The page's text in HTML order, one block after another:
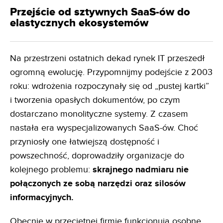
Przejście od sztywnych SaaS-ów do
elastycznych ekosystemów
Na przestrzeni ostatnich dekad rynek IT przeszedł
ogromną ewolucję. Przypomnijmy podejście z 2003
roku: wdrożenia rozpoczynały się od „pustej kartki”
i tworzenia opasłych dokumentów, po czym
dostarczano monolityczne systemy. Z czasem
nastała era wyspecjalizowanych SaaS-ów. Choć
przyniosły one łatwiejszą dostępność i
powszechność, doprowadziły organizacje do
kolejnego problemu: skrajnego nadmiaru nie
połączonych ze sobą narzędzi oraz silosów
informacyjnych.